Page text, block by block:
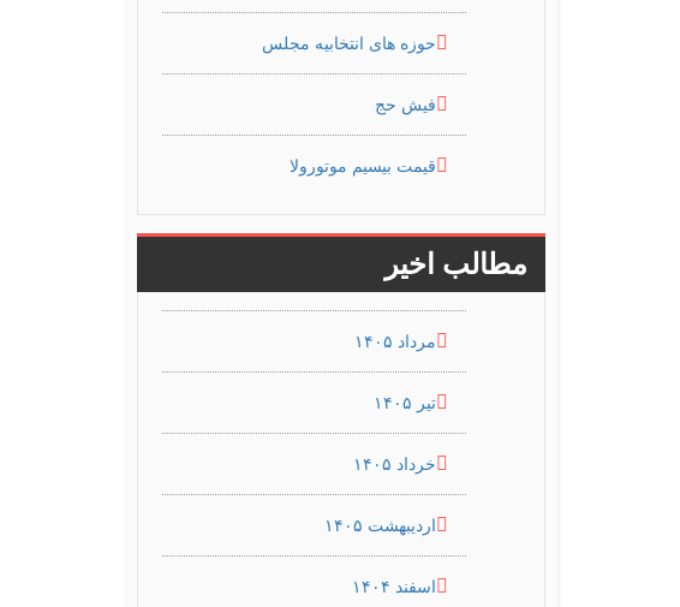
حوزه های انتخابیه مجلس
فیش حج
قیمت بیسیم موتورولا
مطالب اخیر
مرداد ۱۴۰۵
تیر ۱۴۰۵
خرداد ۱۴۰۵
اردیبهشت ۱۴۰۵
اسفند ۱۴۰۴